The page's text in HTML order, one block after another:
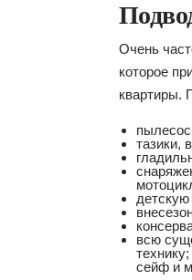
Очень
которое
квартиры.
тазики,
всю
технику;
сейф и